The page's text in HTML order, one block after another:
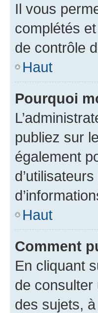
Il vous
complétés
de contrôle
Haut
Pourquoi
publiez sur
également
Haut
Comment
En cliquant
de consulter
des sujets,